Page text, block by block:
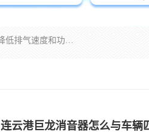
消音器主要用于降低机械设备或枪械等产生的噪声。它通过阻尼或增加排气面积来降低排气速度和功率，从而降低噪声。常见的消音器类型包括阻性消声器、抗性消声器、共振消声器以及阻抗复合式消声器等。这些消音器各有特点，适用于不同频率的噪声消除。
连云港巨龙消音器怎么与车辆